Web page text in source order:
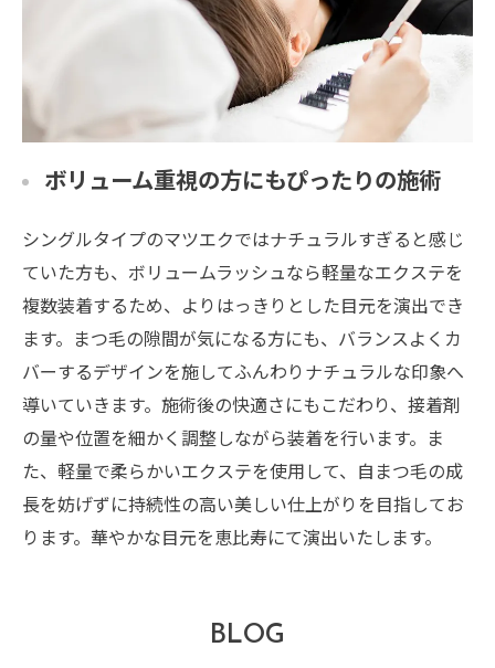
ボリューム重視の方にもぴったりの施術
シングルタイプのマツエクではナチュラルすぎると感じ
ていた方も、ボリュームラッシュなら軽量なエクステを
複数装着するため、よりはっきりとした目元を演出でき
ます。まつ毛の隙間が気になる方にも、バランスよくカ
バーするデザインを施してふんわりナチュラルな印象へ
導いていきます。施術後の快適さにもこだわり、接着剤
の量や位置を細かく調整しながら装着を行います。ま
た、軽量で柔らかいエクステを使用して、自まつ毛の成
長を妨げずに持続性の高い美しい仕上がりを目指してお
ります。華やかな目元を恵比寿にて演出いたします。
BLOG